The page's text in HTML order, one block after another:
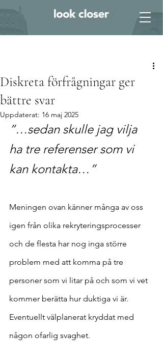
Diskreta förfrågningar ger
bättre svar
Uppdaterat: 16 maj 2025
”…sedan skulle jag vilja
ha tre referenser som vi
kan kontakta…”
Meningen ovan känner många av oss
igen från olika rekryteringsprocesser
och de flesta har nog inga större
problem med att komma på tre
personer som vi litar på och som vi vet
kommer berätta hur duktiga vi är.
Eventuellt välplanerat kryddat med
någon ofarlig svaghet.